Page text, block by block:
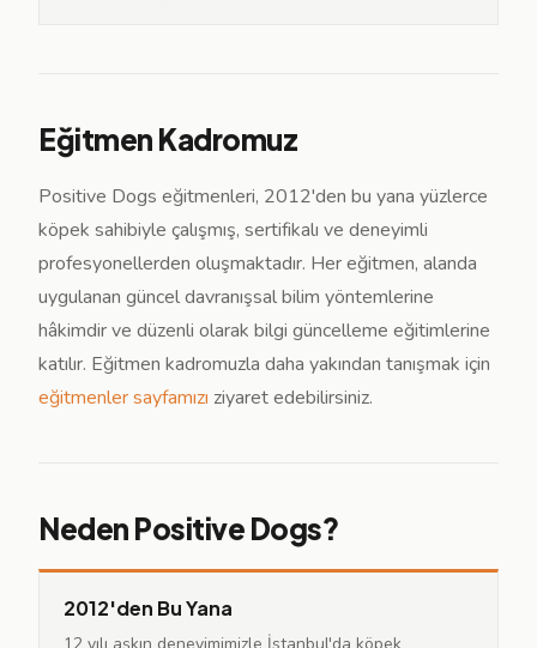
Eğitmen Kadromuz
Positive Dogs eğitmenleri, 2012'den bu yana yüzlerce
köpek sahibiyle çalışmış, sertifikalı ve deneyimli
profesyonellerden oluşmaktadır. Her eğitmen, alanda
uygulanan güncel davranışsal bilim yöntemlerine
hâkimdir ve düzenli olarak bilgi güncelleme eğitimlerine
katılır. Eğitmen kadromuzla daha yakından tanışmak için
eğitmenler sayfamızı ziyaret edebilirsiniz.
Neden Positive Dogs?
2012'den Bu Yana